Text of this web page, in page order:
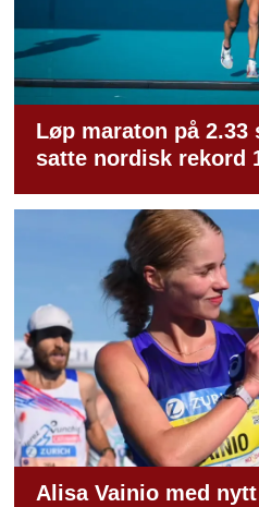
Løp maraton på 2.33
satte nordisk rekord
Alisa Vainio med